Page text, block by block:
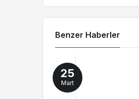
Benzer Haberler
25
Mart